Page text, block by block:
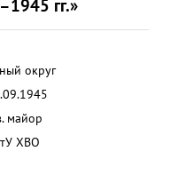
гг.»
округ
майор
ХВО